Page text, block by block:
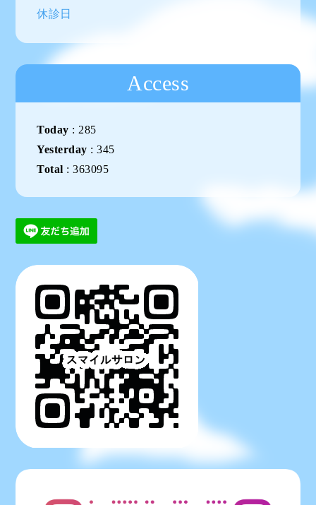
休診日
Access
Today : 285
Yesterday :345
Total :363095